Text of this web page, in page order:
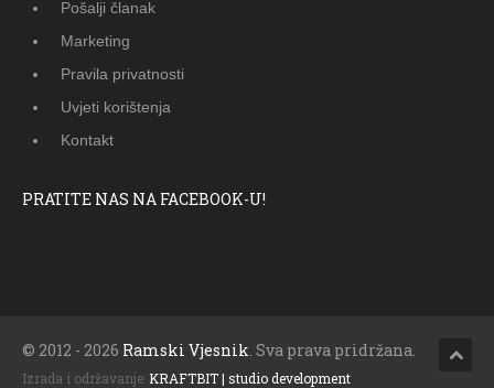
Pošalji članak
Marketing
Pravila privatnosti
Uvjeti korištenja
Kontakt
PRATITE NAS NA FACEBOOK-U!
© 2012 - 2026 Ramski Vjesnik . Sva prava pridržana.
Izrada i održavanje: KRAFTBIT | studio development